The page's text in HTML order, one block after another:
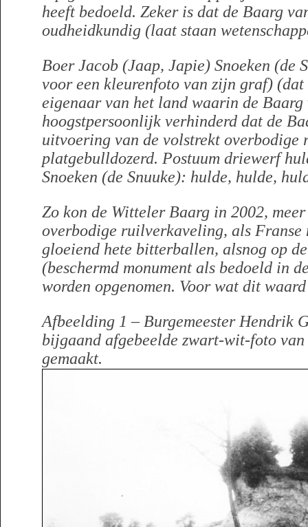
heeft bedoeld. Zeker is dat de Baarg
oudheidkundig (laat staan
Boer Jacob (Jaap, Japie) Snoeken (de
voor een kleurenfoto van zijn graf)
eigenaar van het land waarin de
hoogstpersoonlijk verhinderd dat de
uitvoering van de volstrekt
platgebulldozerd. Postuum driewerf
Snoeken (de Snuuke): hulde, hulde,
Zo kon de Witteler Baarg in 2002,
overbodige ruilverkaveling, als Franse
gloeiend hete bitterballen, alsnog op
(beschermd monument als bedoeld in
worden opgenomen. Voor wat dit
Afbeelding 1 – Burgemeester Hendrik
bijgaand afgebeelde zwart-wit-foto
gemaakt.